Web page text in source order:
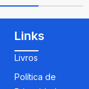
Links
Livros
Política de